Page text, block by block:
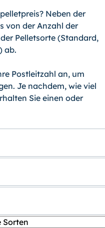
Neben der
von der Anzahl der
Pelletsorte (Standard,
ab.
Postleitzahl an, um
Je nachdem, wie viel
Sie einen oder